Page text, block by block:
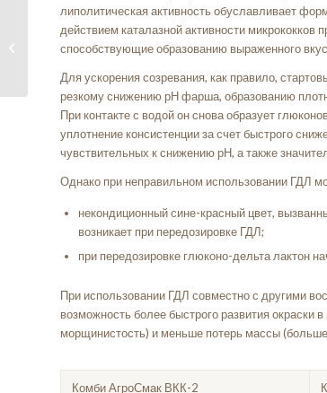
липолитическая активность обуславливает
действием каталазной активности
способствующие образованию выраженного
Для ускорения созревания, как правило,
резкому снижению рН фарша, образованию
При контакте с водой он снова образует
уплотнение консистенции за счет быстрого
чувствительных к снижению рН, а также
Однако при неправильном использовании ГДЛ
некондиционный сине-красный цвет,
возникает при передозировке ГДЛ;
при передозировке глюконо-дельта лактон
При использовании ГДЛ совместно с другими
возможность более быстрого развития окраски
морщинистость) и меньше потерь массы
Комби АгроСмак ВКК-2
Антиоксидативное
действие веществ в